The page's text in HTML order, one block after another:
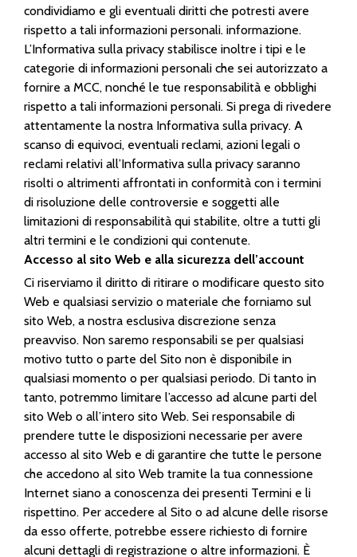
condividiamo e gli eventuali diritti che potresti avere
rispetto a tali informazioni personali. informazione.
L’Informativa sulla privacy stabilisce inoltre i tipi e le
categorie di informazioni personali che sei autorizzato a
fornire a MCC, nonché le tue responsabilità e obblighi
rispetto a tali informazioni personali. Si prega di rivedere
attentamente la nostra Informativa sulla privacy. A
scanso di equivoci, eventuali reclami, azioni legali o
reclami relativi all’Informativa sulla privacy saranno
risolti o altrimenti affrontati in conformità con i termini
di risoluzione delle controversie e soggetti alle
limitazioni di responsabilità qui stabilite, oltre a tutti gli
altri termini e le condizioni qui contenute.
Accesso al sito Web e alla sicurezza dell’account
Ci riserviamo il diritto di ritirare o modificare questo sito
Web e qualsiasi servizio o materiale che forniamo sul
sito Web, a nostra esclusiva discrezione senza
preavviso. Non saremo responsabili se per qualsiasi
motivo tutto o parte del Sito non è disponibile in
qualsiasi momento o per qualsiasi periodo. Di tanto in
tanto, potremmo limitare l’accesso ad alcune parti del
sito Web o all’intero sito Web. Sei responsabile di
prendere tutte le disposizioni necessarie per avere
accesso al sito Web e di garantire che tutte le persone
che accedono al sito Web tramite la tua connessione
Internet siano a conoscenza dei presenti Termini e li
rispettino. Per accedere al Sito o ad alcune delle risorse
da esso offerte, potrebbe essere richiesto di fornire
alcuni dettagli di registrazione o altre informazioni. È